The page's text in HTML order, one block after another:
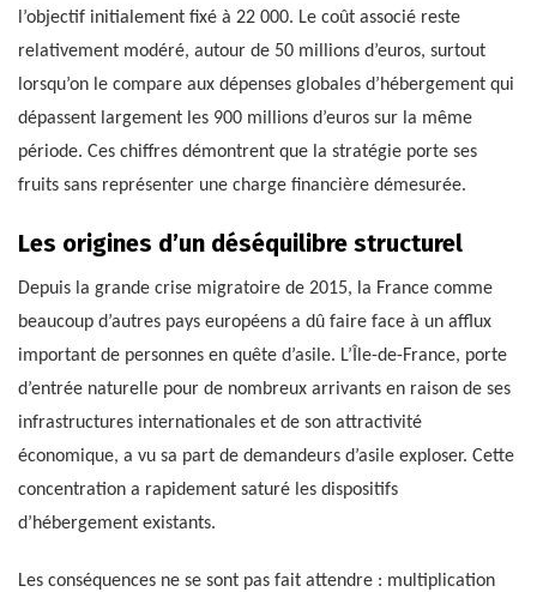
l’objectif initialement fixé à 22 000. Le coût associé reste
relativement modéré, autour de 50 millions d’euros, surtout
lorsqu’on le compare aux dépenses globales d’hébergement qui
dépassent largement les 900 millions d’euros sur la même
période. Ces chiffres démontrent que la stratégie porte ses
fruits sans représenter une charge financière démesurée.
Les origines d’un déséquilibre structurel
Depuis la grande crise migratoire de 2015, la France comme
beaucoup d’autres pays européens a dû faire face à un afflux
important de personnes en quête d’asile. L’Île-de-France, porte
d’entrée naturelle pour de nombreux arrivants en raison de ses
infrastructures internationales et de son attractivité
économique, a vu sa part de demandeurs d’asile exploser. Cette
concentration a rapidement saturé les dispositifs
d’hébergement existants.
Les conséquences ne se sont pas fait attendre : multiplication